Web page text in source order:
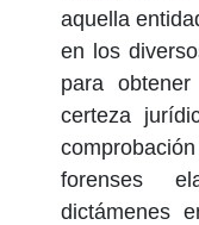
aquella
en los
para
certeza
forenses
dictámenes